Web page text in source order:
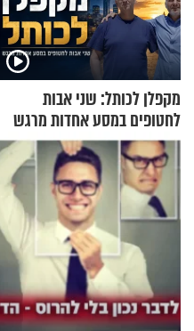
מקפלן לכותל: שני אבות
לחטופים במסע אחדות מרגש